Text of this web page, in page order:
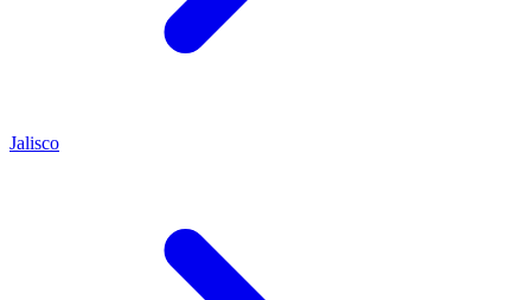
Jalisco